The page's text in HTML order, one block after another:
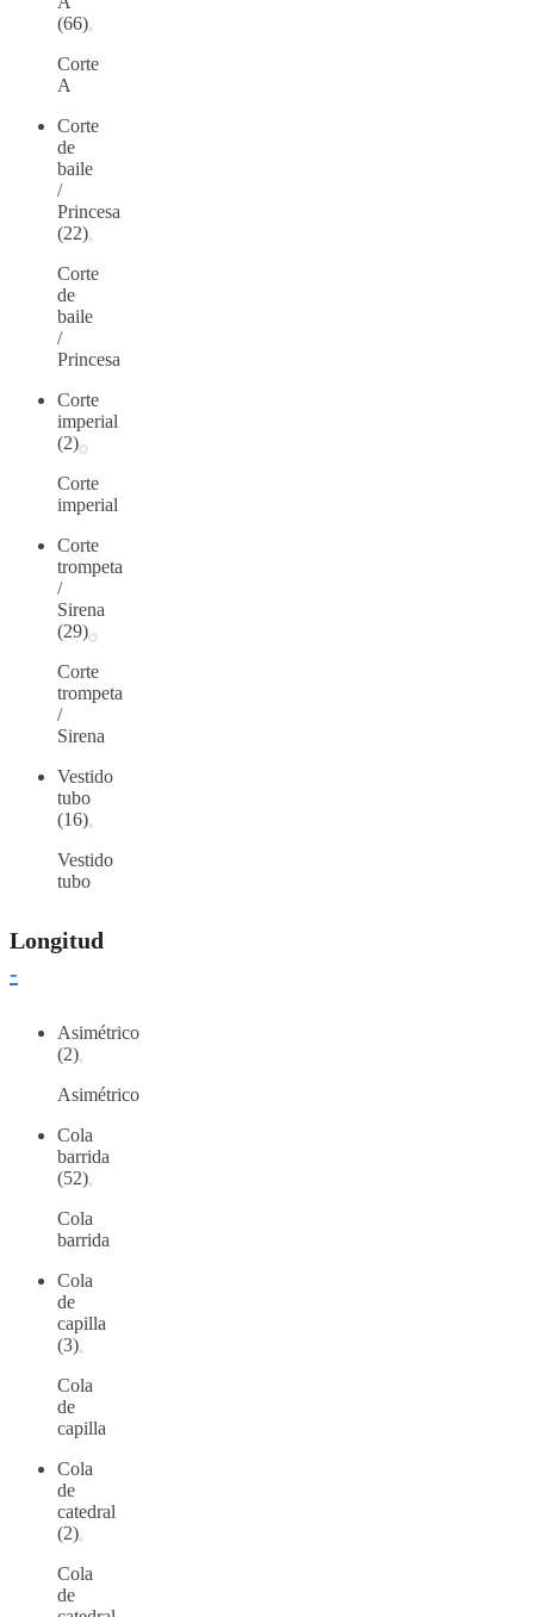
(66)
Corte
A
Corte
de
baile
/
Princesa
(22)
Corte
de
baile
/
Princesa
Corte
imperial
(2)
Corte
imperial
Corte
trompeta
/
Sirena
(29)
Corte
trompeta
/
Sirena
Vestido
tubo
(16)
Vestido
tubo
Longitud
-
Asimétrico
(2)
Asimétrico
Cola
barrida
(52)
Cola
barrida
Cola
de
capilla
(3)
Cola
de
capilla
Cola
de
catedral
(2)
Cola
de